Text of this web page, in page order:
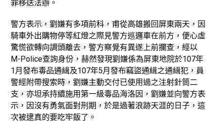
罪移送法辦。
警方表示，劉嫌有多項前科，甫從高雄搬回屏東兩天，因
騎車外出購物停等紅燈之際見警方巡邏車在前方，便心虛
驚慌欲轉向調頭離去，警方察覺有異遂上前攔查，經以
M-Police查詢身份，赫然發現劉嫌係為屏東地院於107年
1月發布毒品通緝及107年5月發布竊盜通緝之通緝犯，員
警經附帶搜索時，劉嫌主動交付已使用過之注射針筒二
支，亦坦承持續施用第一級毒品海洛因，劉嫌並向警方表
示，因沒有勇氣面對刑期，於是過著浪跡天涯的日子，這
次被逮真的要吃牢飯了。